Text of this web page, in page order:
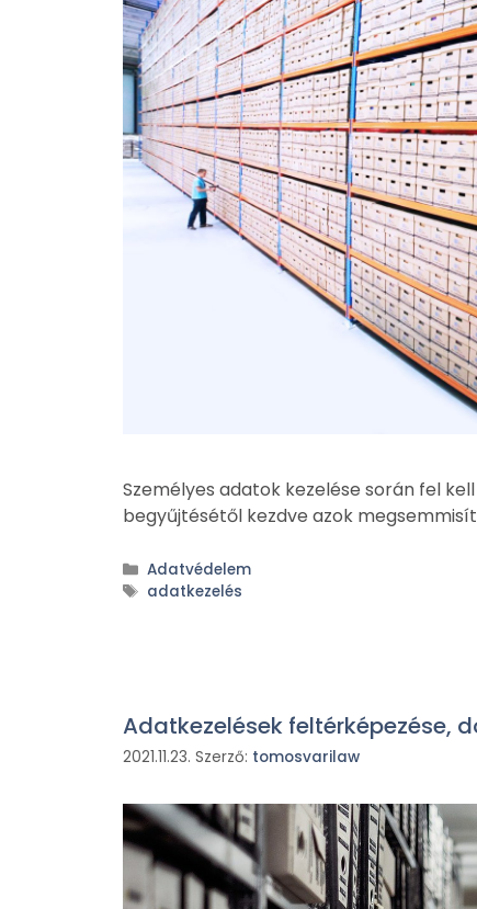
Személyes adatok kezelése során fel
begyűjtésétől kezdve azok
Adatvédelem
adatkezelés
Adatkezelések feltérképezése,
2021.11.23. Szerző: tomosvarilaw